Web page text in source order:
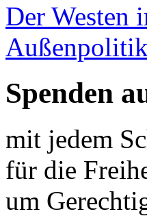
Der Westen
Spenden
mit jedem
für die
um